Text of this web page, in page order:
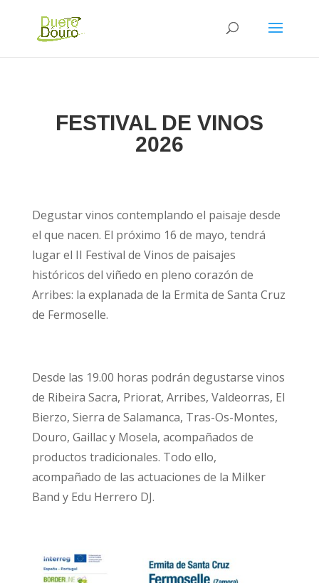
FESTIVAL DE VINOS
2026
Degustar vinos contemplando el paisaje desde
el que nacen. El próximo 16 de mayo, tendrá
lugar el II Festival de Vinos de paisajes
históricos del viñedo en pleno corazón de
Arribes: la explanada de la Ermita de Santa Cruz
de Fermoselle.
Desde las 19.00 horas podrán degustarse vinos
de Ribeira Sacra, Priorat, Arribes, Valdeorras, El
Bierzo, Sierra de Salamanca, Tras-Os-Montes,
Douro, Gaillac y Mosela, acompañados de
productos tradicionales. Todo ello,
acompañado de las actuaciones de la Milker
Band y Edu Herrero DJ.